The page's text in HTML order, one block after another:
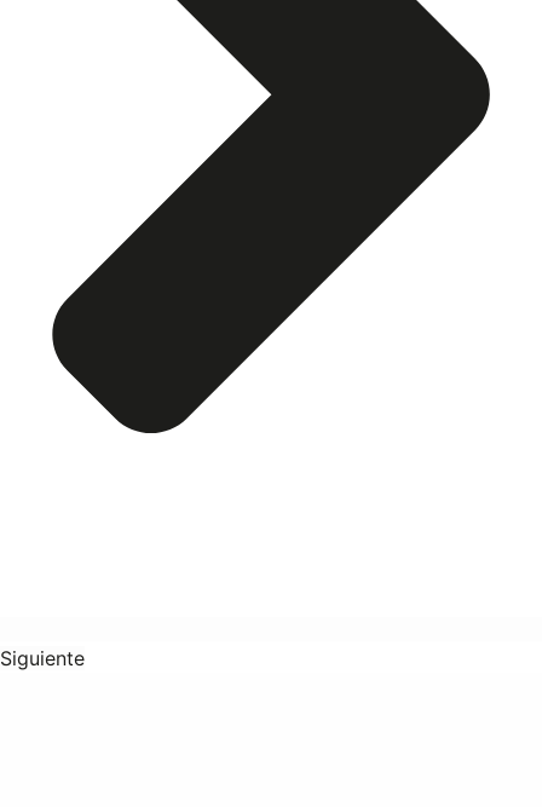
Siguiente